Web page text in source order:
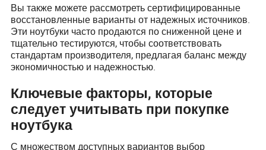
Вы также можете рассмотреть сертифицированные
восстановленные варианты от надежных источников.
Эти ноутбуки часто продаются по сниженной цене и
тщательно тестируются, чтобы соответствовать
стандартам производителя, предлагая баланс между
экономичностью и надежностью.
Ключевые факторы, которые
следует учитывать при покупке
ноутбука
С множеством доступных вариантов выбор